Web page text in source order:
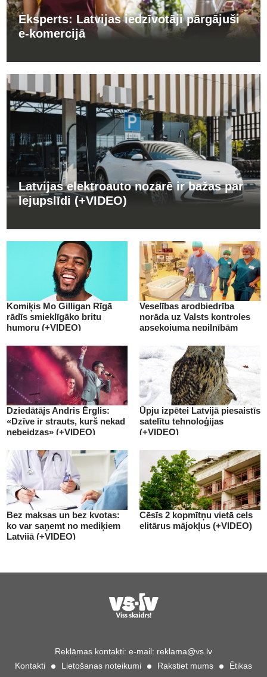
Eksperts: Latvijas iedzīvotāji pārgājuši
e-komercijā
Latvijas elektroauto nozarē ir bažas par
lejupslīdi (+VIDEO)
Komiķis Mo Gilligan Rīgā
rādīs smieklīgāko britu
humoru (+VIDEO)
Veselības arodbiedrība
norāda uz Valsts kontroles
apsekojuma nepilnībām
Dziedātājs Andris Ērglis:
«Dzīve ir strauts, kurš nekad
nebeidzas» (+VIDEO)
Ūpju izpētei Latvijā piesaistīs
satelītu tehnoloģijas
(+VIDEO)
Bez maksas un bez kvotas:
ko var saņemt no mediķiem
Latvijā (+VIDEO)
Cēsīs 2 kopmītņu vietā cels
elitārus mājokļus (+VIDEO)
Reklāmas kontakti: e-mail: reklama@vs.lv
Kontakti
Lietošanas noteikumi Rakstiet mums
Ētikas